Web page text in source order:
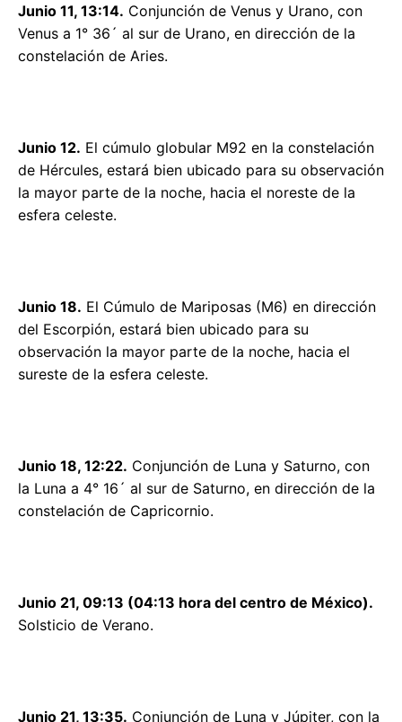
Junio 11, 13:14. Conjunción de Venus y Urano, con
Venus a 1° 36´ al sur de Urano, en dirección de la
constelación de Aries.
Junio 12. El cúmulo globular M92 en la constelación
de Hércules, estará bien ubicado para su observación
la mayor parte de la noche, hacia el noreste de la
esfera celeste.
Junio 18. El Cúmulo de Mariposas (M6) en dirección
del Escorpión, estará bien ubicado para su
observación la mayor parte de la noche, hacia el
sureste de la esfera celeste.
Junio 18, 12:22. Conjunción de Luna y Saturno, con
la Luna a 4° 16´ al sur de Saturno, en dirección de la
constelación de Capricornio.
Junio 21, 09:13 (04:13 hora del centro de México).
Solsticio de Verano.
Junio 21, 13:35. Conjunción de Luna y Júpiter, con la